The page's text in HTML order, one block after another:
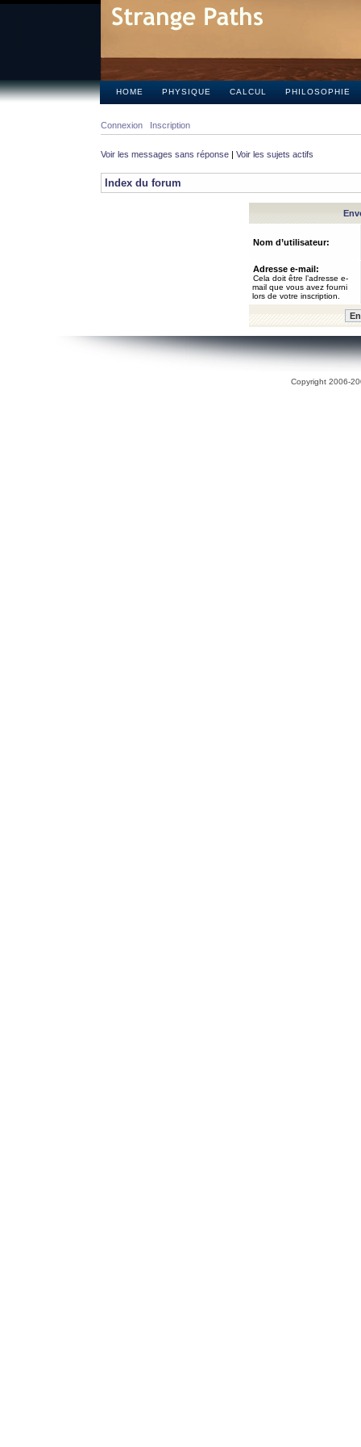
HOME PHYSIQUE CALCUL PHILOSOPHIE
Connexion Inscription
Voir les messages sans réponse | Voir les sujets actifs
Index du forum
Nom d’utilisateur:
Adresse e-mail:
Cela doit être l’adresse e-
mail que vous avez fourni
lors de votre inscription.
Copyright 2006-